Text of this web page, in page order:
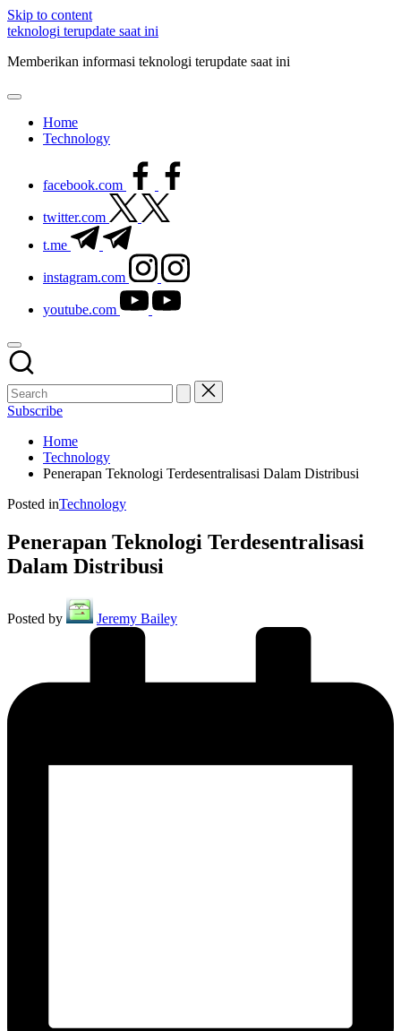
Skip to content
teknologi terupdate saat ini
Memberikan informasi teknologi terupdate saat ini
Home
Technology
facebook.com
twitter.com
t.me
instagram.com
youtube.com
Subscribe
Home
Technology
Penerapan Teknologi Terdesentralisasi Dalam Distribusi
Posted inTechnology
Penerapan Teknologi Terdesentralisasi
Dalam Distribusi
Posted by Jeremy Bailey